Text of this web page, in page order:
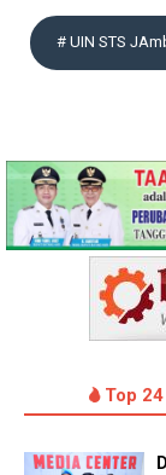
# UIN STS
Top 24